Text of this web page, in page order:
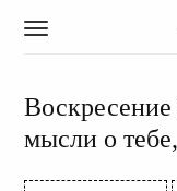
T
g
l
e
мысли о